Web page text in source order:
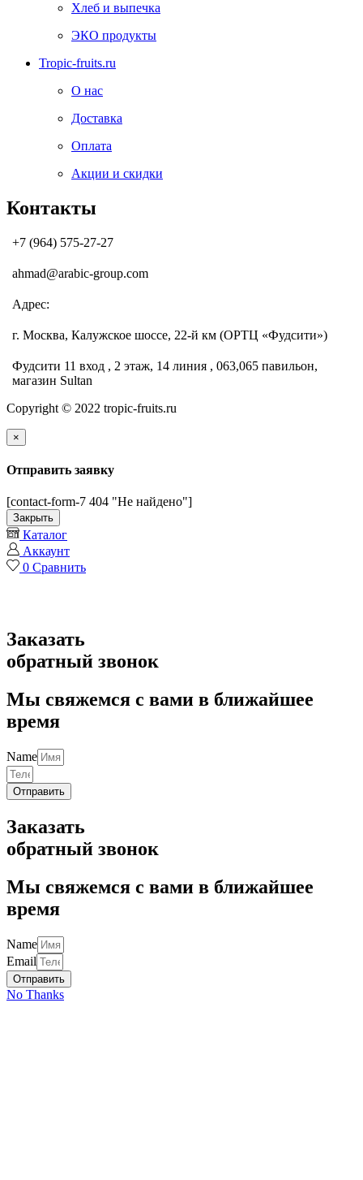
Хлеб и выпечка
ЭКО продукты
Tropic-fruits.ru
О нас
Доставка
Оплата
Акции и скидки
Контакты
+7 (964) 575-27-27
ahmad@arabic-group.com
Адрес:
г. Москва, Калужское шоссе, 22-й км (ОРТЦ «Фудсити»)
Фудсити 11 вход , 2 этаж, 14 линия , 063,065 павильон,
магазин Sultan
Copyright © 2022 tropic-fruits.ru
×
Отправить заявку
[contact-form-7 404 "Не найдено"]
Закрыть
Каталог
Аккаунт
0 Сравнить
Заказать
обратный звонок
Мы свяжемся с вами в ближайшее
время
Name
Отправить
Заказать
обратный звонок
Мы свяжемся с вами в ближайшее
время
Name
Email
Отправить
No Thanks